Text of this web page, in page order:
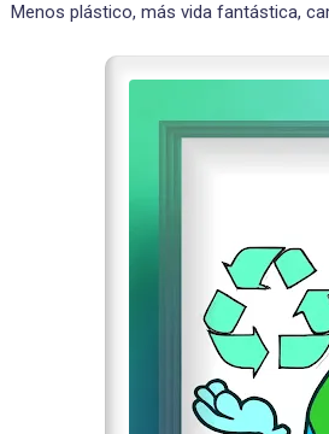
Menos plástico, más vida fantástica,